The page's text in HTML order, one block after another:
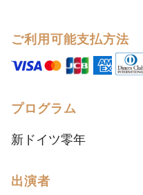
ご利用可能支払方法
プログラム
新ドイツ零年
出演者